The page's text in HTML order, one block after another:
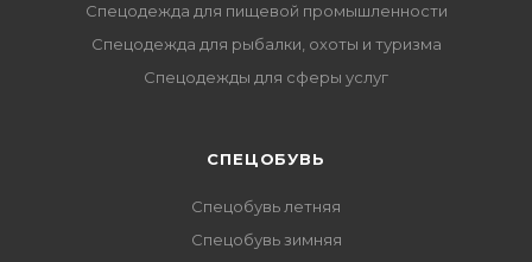
Спецодежда для пищевой промышленности
Спецодежда для рыбалки, охоты и туризма
Спецодежды для сферы услуг
CПЕЦОБУВЬ
Спецобувь летняя
Спецобувь зимняя